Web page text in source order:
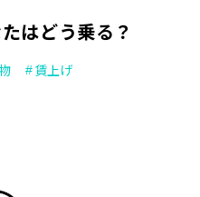
はどう乗る？
賃上げ